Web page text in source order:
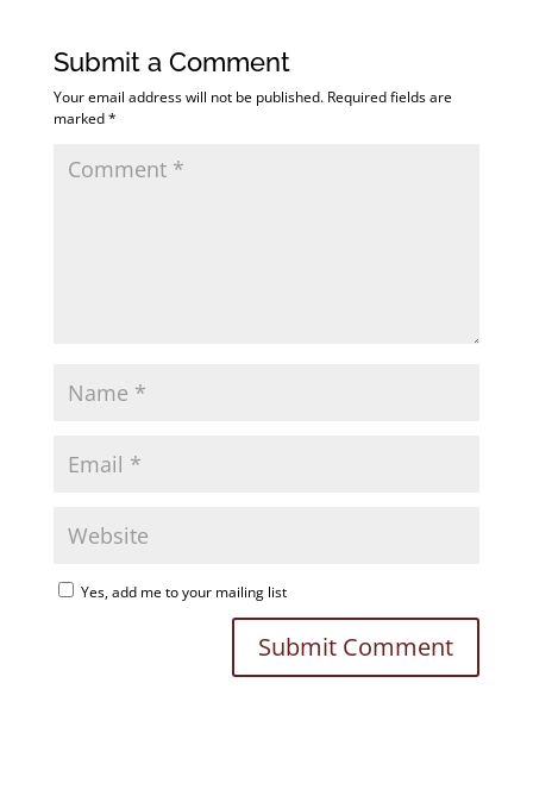
Submit a Comment
Your email address will not be published. Required fields are
marked*
Yes, add me to your mailing list